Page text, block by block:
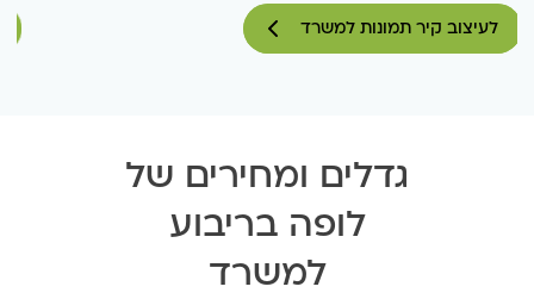
לעיצוב קיר תמונות למשרד
גדלים ומחירים של
לופה בריבוע
למשרד